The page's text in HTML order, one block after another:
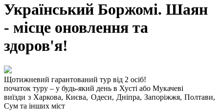
Український Боржомі. Шаян
- місце оновлення та
здоров'я!
Щотижневий гарантований тур від 2 осіб!
початок туру – у будь-який день в Хусті або Мукачеві
виїзди з Харкова, Києва, Одеси, Дніпра, Запоріжжя, Полтави,
Сум та інших міст